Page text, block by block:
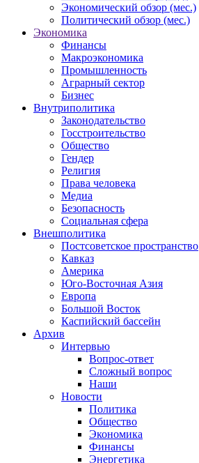
Экономический обзор (мес.)
Политический обзор (мес.)
Экономика
Финансы
Макроэкономика
Промышленность
Аграрный сектор
Бизнес
Внутриполитика
Законодательство
Госстроительство
Общество
Гендер
Религия
Права человека
Медиа
Безопасность
Социальная сфера
Внешполитика
Постсоветское пространство
Кавказ
Америка
Юго-Восточная Азия
Европа
Большой Восток
Каспийский бассейн
Архив
Интервью
Вопрос-ответ
Сложный вопрос
Наши
Новости
Политика
Общество
Экономика
Финансы
Энергетика